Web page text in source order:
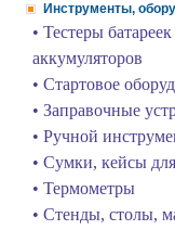
Инструменты,
• Тестеры
аккумуляторов
• Стартовое
• Заправочные
• Ручной
• Сумки, кейсы
• Термометры
• Стенды, столы,